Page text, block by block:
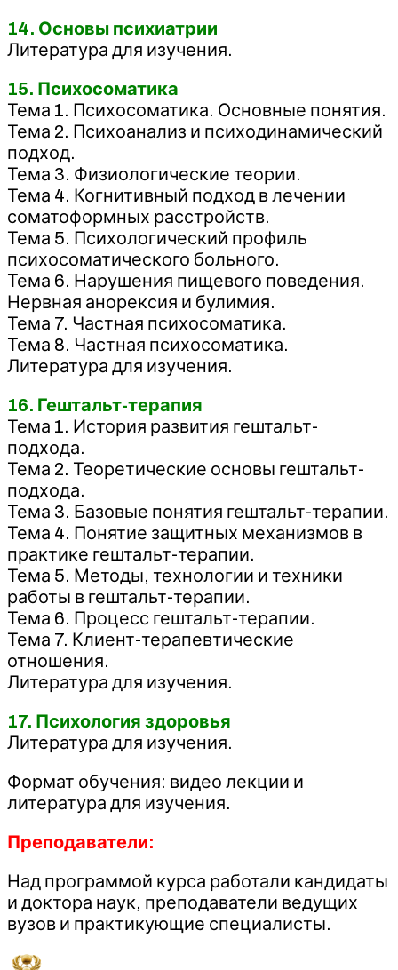
14. Основы психиатрии
Литература для изучения.
15. Психосоматика
Тема 1. Психосоматика. Основные понятия.
Тема 2. Психоанализ и психодинамический
подход.
Тема 3. Физиологические теории.
Тема 4. Когнитивный подход в лечении
соматоформных расстройств.
Тема 5. Психологический профиль
психосоматического больного.
Тема 6. Нарушения пищевого поведения.
Нервная анорексия и булимия.
Тема 7. Частная психосоматика.
Тема 8. Частная психосоматика.
Литература для изучения.
16. Гештальт-терапия
Тема 1. История развития гештальт-
подхода.
Тема 2. Теоретические основы гештальт-
подхода.
Тема 3. Базовые понятия гештальт-терапии.
Тема 4. Понятие защитных механизмов в
практике гештальт-терапии.
Тема 5. Методы, технологии и техники
работы в гештальт-терапии.
Тема 6. Процесс гештальт-терапии.
Тема 7. Клиент-терапевтические
отношения.
Литература для изучения.
17. Психология здоровья
Литература для изучения.
Формат обучения: видео лекции и
литература для изучения.
Преподаватели:
Над программой курса работали кандидаты
и доктора наук, преподаватели ведущих
вузов и практикующие специалисты.